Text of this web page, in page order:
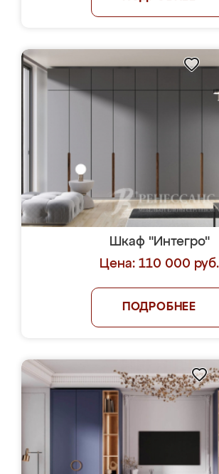
Шкаф "Интегро"
Цена: 110 000 руб.
ПОДРОБНЕЕ